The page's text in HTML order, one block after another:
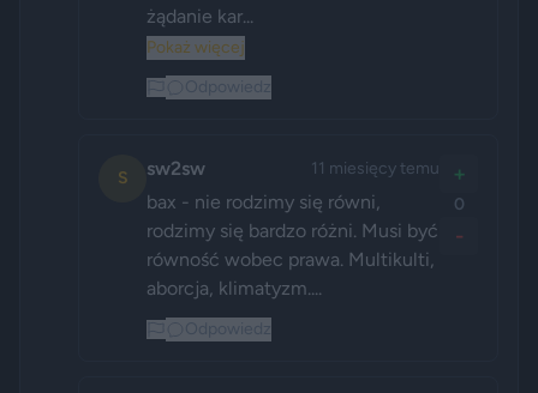
żądanie kar...
Pokaż więcej
S sw2sw 11 miesięcy temu
bax - nie rodzimy się równi,
rodzimy się bardzo różni. Musi być
równość wobec prawa. Multikulti,
aborcja, klimatyzm....
+
0
-